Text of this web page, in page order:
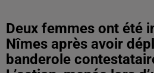
Deux femmes ont été
Nîmes après avoir
banderole